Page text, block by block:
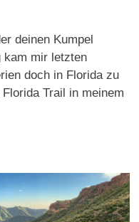
deinen Kumpel
kam mir letzten
doch in Florida zu
Trail in meinem